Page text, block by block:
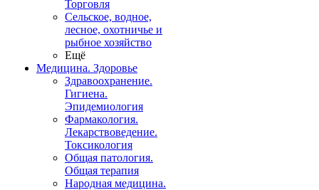
Торговля
Сельское, водное,
лесное, охотничье и
рыбное хозяйство
Ещё
Медицина. Здоровье
Здравоохранение.
Гигиена.
Эпидемиология
Фармакология.
Лекарствоведение.
Токсикология
Общая патология.
Общая терапия
Народная медицина.